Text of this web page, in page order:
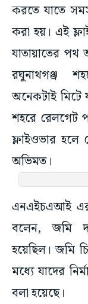
করতে যাতে
করা হয়। এই
যাতায়াতের
রঘুনাথগঞ্জ
অনেকটাই
শহরে রেলগেট
ফ্লাইওভার হলে
অভিমত।
এনএইচএআই এর
বলেন, জমি
হয়েছিল। জমি
মধ্যে যাদের
বলা হয়েছে।